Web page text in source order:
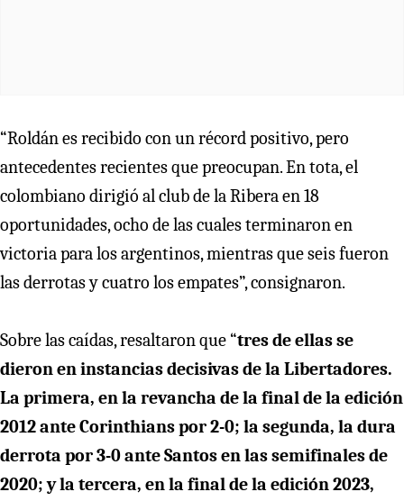
“Roldán es recibido con un récord positivo, pero
antecedentes recientes que preocupan. En tota, el
colombiano dirigió al club de la Ribera en 18
oportunidades, ocho de las cuales terminaron en
victoria para los argentinos, mientras que seis fueron
las derrotas y cuatro los empates”, consignaron.
Sobre las caídas, resaltaron que “tres de ellas se
dieron en instancias decisivas de la Libertadores.
La primera, en la revancha de la final de la edición
2012 ante Corinthians por 2-0; la segunda, la dura
derrota por 3-0 ante Santos en las semifinales de
2020; y la tercera, en la final de la edición 2023,